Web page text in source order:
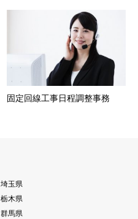
固定回線工事日程調整事務
埼玉県
栃木県
群馬県